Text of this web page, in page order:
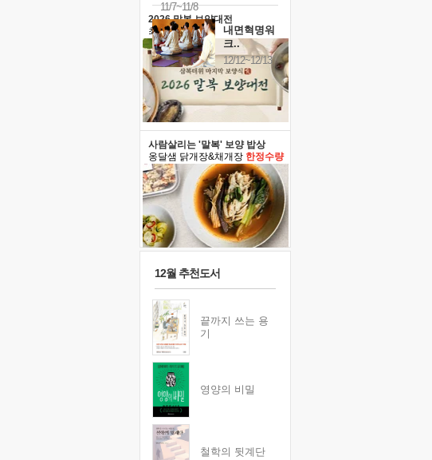
11/7~11/8
내면혁명워
크..
12/12~12/13
2026 말복 보양대전
최대74%할인
사람살리는 '말복' 보양 밥상
옹달샘 닭개장&채개장 한정수량
12월 추천도서
끝까지 쓰는 용
기
영양의 비밀
철학의 뒷계단